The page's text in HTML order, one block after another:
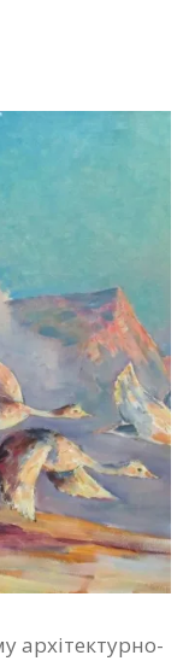
архітектурно-